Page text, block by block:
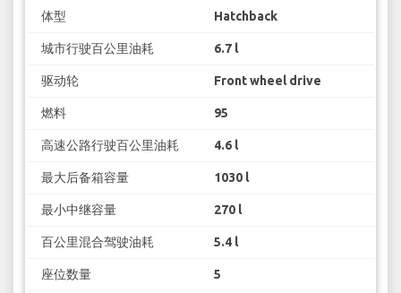
体型 Hatchback
城市行驶百公里油耗 6.7 l
驱动轮 Front wheel drive
燃料 95
高速公路行驶百公里油耗 4.6 l
最大后备箱容量 1030 l
最小中继容量 270 l
百公里混合驾驶油耗 5.4 l
座位数量 5